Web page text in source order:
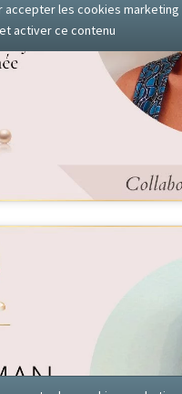
accepter les cookies marketing
et activer ce contenu